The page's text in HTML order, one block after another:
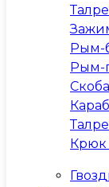
Рым-
Рым-
Крюк